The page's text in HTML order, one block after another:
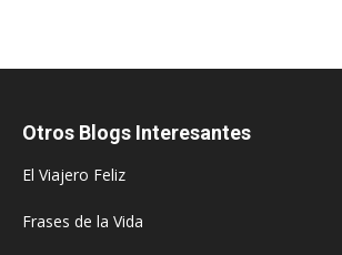
Otros Blogs Interesantes
El Viajero Feliz
Frases de la Vida